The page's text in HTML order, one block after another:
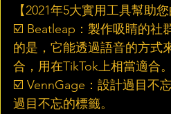
【2021年5大實用工具幫助
☑️ Beatleap：製作吸睛的社
的是，它能透過語音的方式
合，用在TikTok上相當適合。
☑️ VennGage：設計過目不
過目不忘的標籤。